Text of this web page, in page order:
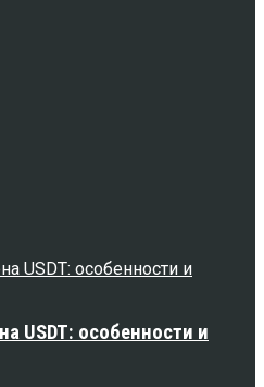
USDT: особенности и